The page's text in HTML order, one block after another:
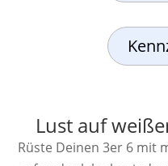
Lust auf
Rüste Deinen 3er 6 mit